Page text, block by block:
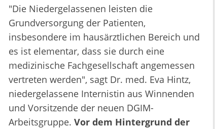
"Die Niedergelassenen leisten die
Grundversorgung der Patienten,
insbesondere im hausärztlichen Bereich und
es ist elementar, dass sie durch eine
medizinische Fachgesellschaft angemessen
vertreten werden", sagt Dr. med. Eva Hintz,
niedergelassene Internistin aus Winnenden
und Vorsitzende der neuen DGIM-
Arbeitsgruppe. Vor dem Hintergrund der